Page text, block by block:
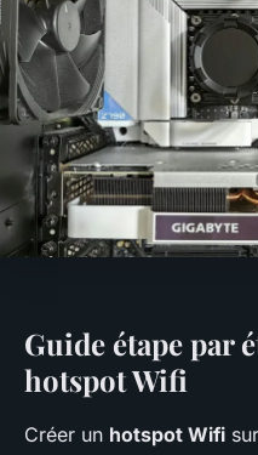
Guide étape par
hotspot Wifi
Créer un hotspot Wifi